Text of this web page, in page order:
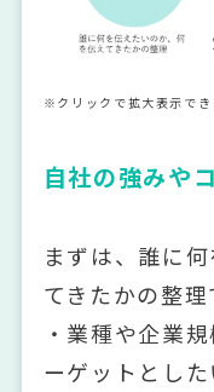
※クリックで拡大表示でき
自社の強みや
まずは、誰に
てきたかの整理
・業種や企業
ーゲットとし